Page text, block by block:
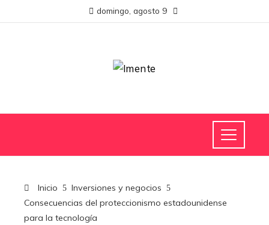
domingo, agosto 9
Inicio
Inversiones y negocios
Consecuencias del proteccionismo estadounidense
para la tecnología